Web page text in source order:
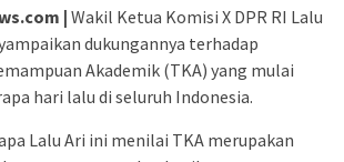
| Wakil Ketua Komisi X DPR RI Lalu
dukungannya terhadap
Akademik (TKA) yang mulai
hari lalu di seluruh Indonesia.
Lalu Ari ini menilai TKA merupakan